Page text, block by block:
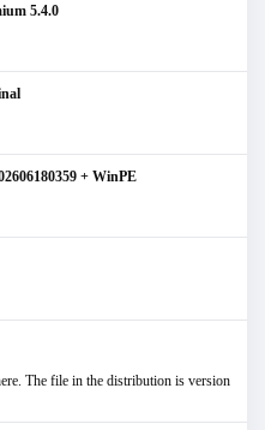
5.4.0
+ WinPE
The file in the distribution is version